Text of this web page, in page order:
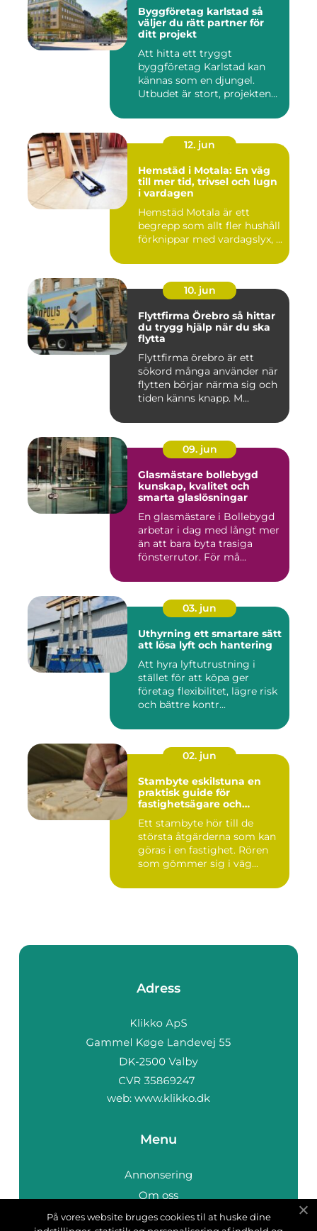
Byggföretag karlstad så
väljer du rätt partner för
ditt projekt
Att hitta ett tryggt
byggföretag Karlstad kan
kännas som en djungel.
Utbudet är stort, projekten
12. jun
Hemstäd i Motala: En väg
till mer tid, trivsel och lugn
i vardagen
Hemstäd Motala är ett
begrepp som allt fler hushåll
förknippar med vardagslyx, ...
10. jun
Flyttfirma Örebro så hittar
du trygg hjälp när du ska
flytta
Flyttfirma örebro är ett
sökord många använder när
flytten börjar närma sig och
tiden känns knapp. M...
09. jun
Glasmästare bollebygd
kunskap, kvalitet och
smarta glaslösningar
En glasmästare i Bollebygd
arbetar i dag med långt mer
än att bara byta trasiga
fönsterrutor. För må...
03. jun
Uthyrning ett smartare sätt
att lösa lyft och hantering
Att hyra lyftutrustning i
stället för att köpa ger
företag flexibilitet, lägre risk
och bättre kontr...
02. jun
Stambyte eskilstuna en
praktisk guide för
fastighetsägare och
Ett stambyte hör till de
största åtgärderna som kan
göras i en fastighet. Rören
som gömmer sig i väg...
Adress
web: www.klikko.dk
Menu
Annonsering
Om oss
Cookies
På vores website bruges cookies til at huske dine